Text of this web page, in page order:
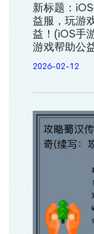
新标题：
益服，玩游
益！(iOS手
游戏帮助公
2026-02-12